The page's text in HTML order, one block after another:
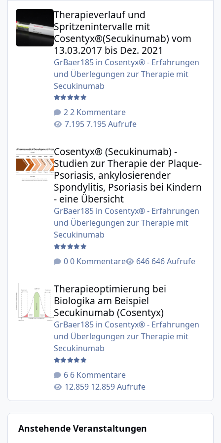
Therapieverlauf und Spritzenintervalle mit
Therapieverlauf und
Spritzenintervalle mit
Cosentyx®(Secukinumab) vom
13.03.2017 bis Dez. 2021
GrBaer185in Cosentyx® - Erfahrungen
und Überlegungen zur Therapie mit
Secukinumab
2 Kommentare
7.195 Aufrufe
Cosentyx® (Secukinumab) -
Studien zur Therapie der Plaque-
Psoriasis, ankylosierender
Spondylitis, Psoriasis bei Kindern
- eine Übersicht
GrBaer185in Cosentyx® - Erfahrungen
und Überlegungen zur Therapie mit
Secukinumab
0 Kommentare
646 Aufrufe
Therapieoptimierung bei Biologika am Beispiel
Therapieoptimierung bei
Biologika am Beispiel
Secukinumab (Cosentyx)
GrBaer185in Cosentyx® - Erfahrungen
und Überlegungen zur Therapie mit
Secukinumab
6 Kommentare
12.859 Aufrufe
Anstehende Veranstaltungen